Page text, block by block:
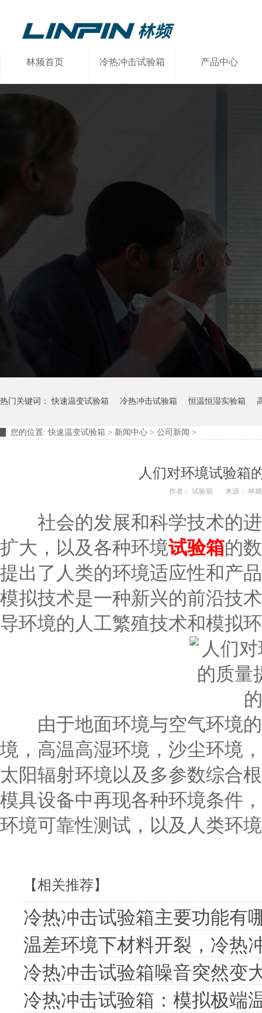
林频首页 冷热冲击试验箱 产品中心
热门关键词：快速温变试验箱 冷热冲击试验箱 恒温恒湿实验箱
您的位置:快速温变试验箱 > 新闻中心 > 公司新闻 >
人们对环境试验箱
作者： 试验箱 来源： 林
社会的发展和科学技术的进
扩大，以及各种环境试验箱的
提出了人类的环境适应性和产
模拟技术是一种新兴的前沿技
导环境的人工繁殖技术和模拟
由于地面环境与空气环境的
境，高温高湿环境，沙尘环境
太阳辐射环境以及多参数综合
模具设备中再现各种环境条件
环境可靠性测试，以及人类环
【相关推荐】
冷热冲击试验箱主要功能有
温差环境下材料开裂，冷热
冷热冲击试验箱噪音突然变
冷热冲击试验箱：模拟极端